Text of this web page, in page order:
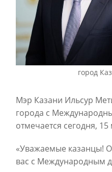
город
Мэр Казани Ильсур
города с
отмечается сегодня, 15
«Уважаемые казанцы!
вас с Международным